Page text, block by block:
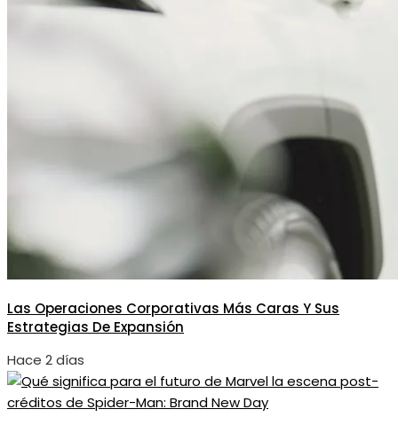
Las Operaciones Corporativas Más Caras Y Sus
Estrategias De Expansión
Hace 2 días